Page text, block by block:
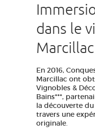
dans le
Marcillac
En 2016,
Marcillac ont
Vignobles &
Bains***,
la découverte
travers une
originale.